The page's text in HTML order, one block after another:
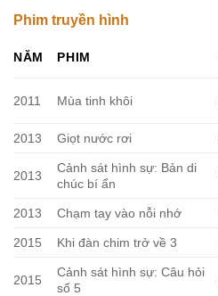
Phim truyền hình
NĂM PHIM
2011 Mùa tinh khôi
2013 Giọt nước rơi
2013
Cảnh sát hình sự: Bản di
chúc bí ẩn
2013 Chạm tay vào nỗi nhớ
2015 Khi đàn chim trở về 3
2015
Cảnh sát hình sự: Câu hỏi
số 5